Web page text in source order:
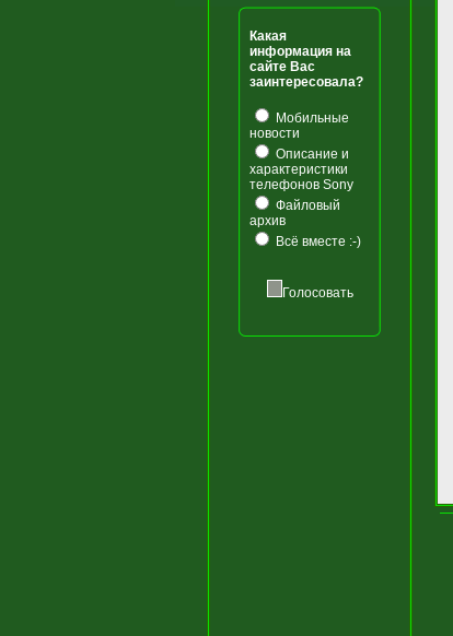
Какая
информация на
сайте Вас
заинтересовала?
Мобильные
новости
Описание и
характеристики
телефонов Sony
Файловый
архив
Всё вместе :-)
Голосовать